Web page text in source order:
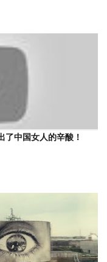
了中国女人的辛酸！